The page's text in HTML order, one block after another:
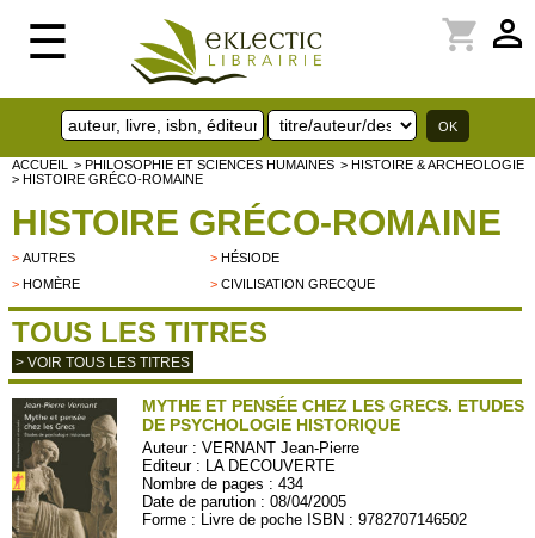
☰ perm_identity
shopping_cart
ACCUEIL > PHILOSOPHIE ET SCIENCES HUMAINES > HISTOIRE & ARCHEOLOGIE
> HISTOIRE GRÉCO-ROMAINE
HISTOIRE GRÉCO-ROMAINE
> AUTRES >HÉSIODE
> HOMÈRE >CIVILISATION GRECQUE
TOUS LES TITRES
> VOIR TOUS LES TITRES
MYTHE ET PENSÉE CHEZ LES GRECS. ETUDES
DE PSYCHOLOGIE HISTORIQUE
Auteur :VERNANT Jean-Pierre
Editeur : LA DECOUVERTE
Nombre de pages : 434
Date de parution : 08/04/2005
Forme : Livre de poche ISBN : 9782707146502